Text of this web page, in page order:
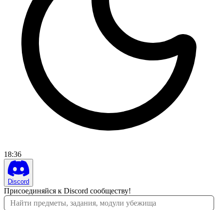
18:36
Discord
Присоединяйся к Discord сообществу!